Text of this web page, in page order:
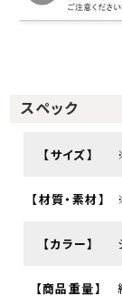
スペック
【サイズ】
【材質・素材】
【カラー】
【商品重量】